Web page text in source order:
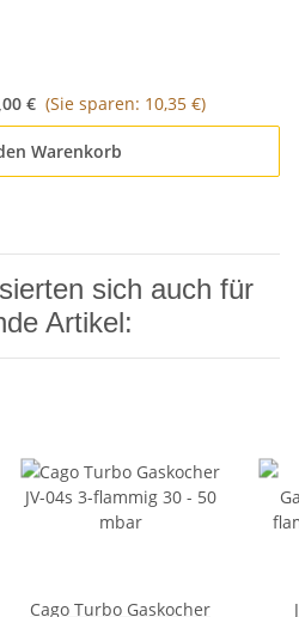
€ (Sie sparen: 10,35 €)
Warenkorb
sich auch für
Artikel:
Cago Turbo Gaskocher